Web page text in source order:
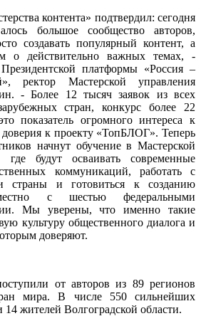
контента» подтвердил: сегодня
большое сообщество авторов,
создавать популярный контент, а
о действительно важных темах, -
платформы «Россия –
ректор Мастерской управления
- Более 12 тысяч заявок из всех
стран, конкурс более 22
показатель огромного интереса к
к проекту «ТопБЛОГ». Теперь
начнут обучение в Мастерской
где будут осваивать современные
коммуникаций, работать с
страны и готовиться к созданию
с шестью федеральными
Мы уверены, что именно такие
культуру общественного диалога и
доверяют.
от авторов из 89 регионов
мира. В числе 550 сильнейших
14 жителей Волгоградской области.